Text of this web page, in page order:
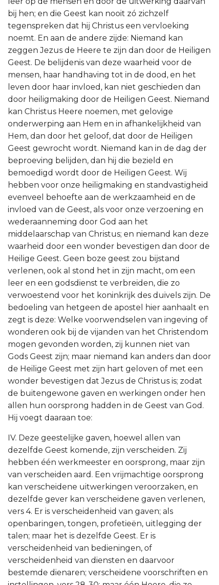
bij hen; en die Geest kan nooit zó zichzelf
tegenspreken dat hij Christus een vervloeking
noemt. En aan de andere zijde: Niemand kan
zeggen Jezus de Heere te zijn dan door de Heiligen
Geest. De belijdenis van deze waarheid voor de
mensen, haar handhaving tot in de dood, en het
leven door haar invloed, kan niet geschieden dan
door heiligmaking door de Heiligen Geest. Niemand
kan Christus Heere noemen, met gelovige
onderwerping aan Hem en in afhankelijkheid van
Hem, dan door het geloof, dat door de Heiligen
Geest gewrocht wordt. Niemand kan in de dag der
beproeving belijden, dan hij die bezield en
bemoedigd wordt door de Heiligen Geest. Wij
hebben voor onze heiligmaking en standvastigheid
evenveel behoefte aan de werkzaamheid en de
invloed van de Geest, als voor onze verzoening en
wederaanneming door God aan het
middelaarschap van Christus; en niemand kan deze
waarheid door een wonder bevestigen dan door de
Heilige Geest. Geen boze geest zou bijstand
verlenen, ook al stond het in zijn macht, om een
leer en een godsdienst te verbreiden, die zo
verwoestend voor het koninkrijk des duivels zijn. De
bedoeling van hetgeen de apostel hier aanhaalt en
zegt is deze: Welke voorwendselen van ingeving of
wonderen ook bij de vijanden van het Christendom
mogen gevonden worden, zij kunnen niet van
Gods Geest zijn; maar niemand kan anders dan door
de Heilige Geest met zijn hart geloven of met een
wonder bevestigen dat Jezus de Christus is; zodat
de buitengewone gaven en werkingen onder hen
allen hun oorsprong hadden in de Geest van God.
Hij voegt daaraan toe:
IV. Deze geestelijke gaven, hoewel allen van
dezelfde Geest komende, zijn verscheiden. Zij
hebben één werkmeester en oorsprong, maar zijn
van verscheiden aard. Een vrijmachtige oorsprong
kan verscheidene uitwerkingen veroorzaken, en
dezelfde gever kan verscheidene gaven verlenen,
vers 4. Er is verscheidenheid van gaven; als
openbaringen, tongen, profetieën, uitlegging der
talen; maar het is dezelfde Geest. Er is
verscheidenheid van bedieningen, of
verscheidenheid van diensten en daarvoor
bestemde dienaren; verscheidene voorschriften en